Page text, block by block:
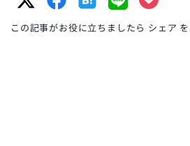
この記事がお役に立ちましたら シェア を